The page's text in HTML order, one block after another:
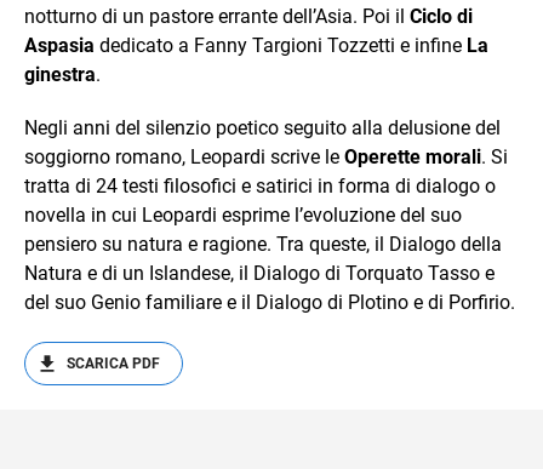
notturno di un pastore errante dell’Asia. Poi il Ciclo di
Aspasia dedicato a Fanny Targioni Tozzetti e infine La
ginestra.
Negli anni del silenzio poetico seguito alla delusione del
soggiorno romano, Leopardi scrive le Operette morali. Si
tratta di 24 testi filosofici e satirici in forma di dialogo o
novella in cui Leopardi esprime l’evoluzione del suo
pensiero su natura e ragione. Tra queste, il Dialogo della
Natura e di un Islandese, il Dialogo di Torquato Tasso e
del suo Genio familiare e il Dialogo di Plotino e di Porfirio.
SCARICA PDF